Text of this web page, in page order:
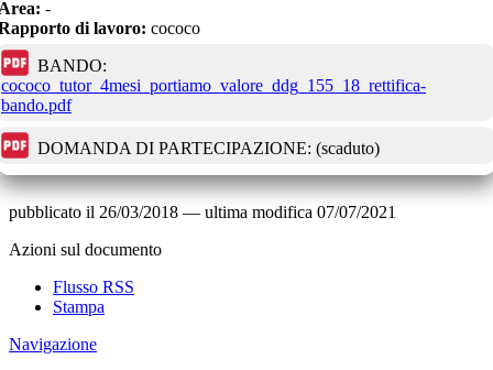
-
di lavoro: cococo
BANDO:
cococo_tutor_4mesi_portiamo_valore_ddg_155_18_rettifica-
bando.pdf
DOMANDA DI PARTECIPAZIONE: (scaduto)
pubblicato il 26/03/2018 — ultima modifica 07/07/2021
Azioni sul documento
Flusso RSS
Stampa
Navigazione